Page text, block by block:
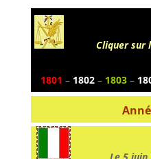
Cliquer sur
1801– 1802– 1803–